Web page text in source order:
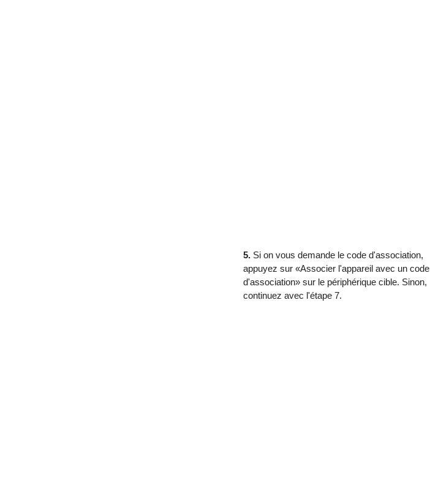
5. Si on vous demande le code d'association,
appuyez sur «Associer l'appareil avec un code
d'association» sur le périphérique cible. Sinon,
continuez avec l'étape 7.